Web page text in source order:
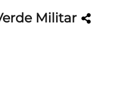
Militar